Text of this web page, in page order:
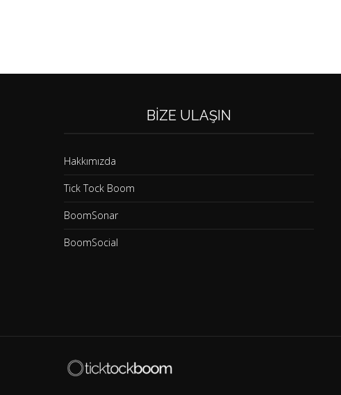
BIZE ULAŞIN
Hakkımızda
Tick Tock Boom
BoomSonar
BoomSocial